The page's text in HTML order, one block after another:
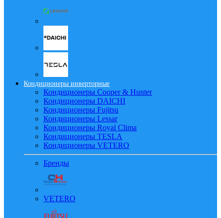
Кондиционеры инверторные
Кондиционеры Cooper & Hunter
Кондиционеры DAICHI
Кондиционеры Fujitsu
Кондиционеры Lessar
Кондиционеры Royal Clima
Кондиционеры TESLA
Кондиционеры VETERO
Бренды
VETERO